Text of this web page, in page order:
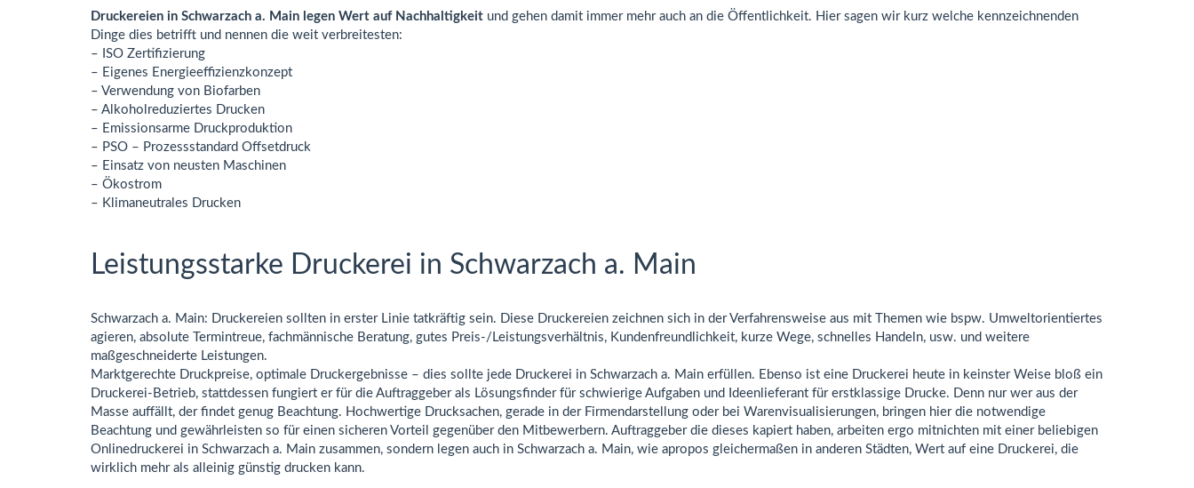
Druckereien in Schwarzach a. Main legen Wert auf Nachhaltigkeit und gehen damit immer mehr auch an die Öffentlichkeit. Hier sagen wir kurz welche kennzeichnenden
Dinge dies betrifft und nennen die weit verbreitesten:
– ISO Zertifizierung
– Eigenes Energieeffizienzkonzept
– Verwendung von Biofarben
– Alkoholreduziertes Drucken
– Emissionsarme Druckproduktion
– PSO – Prozessstandard Offsetdruck
– Einsatz von neusten Maschinen
– Ökostrom
– Klimaneutrales Drucken
Leistungsstarke Druckerei in Schwarzach a. Main
Schwarzach a. Main: Druckereien sollten in erster Linie tatkräftig sein. Diese Druckereien zeichnen sich in der Verfahrensweise aus mit Themen wie bspw. Umweltorientiertes
agieren, absolute Termintreue, fachmännische Beratung, gutes Preis-/Leistungsverhältnis, Kundenfreundlichkeit, kurze Wege, schnelles Handeln, usw. und weitere
maßgeschneiderte Leistungen.
Marktgerechte Druckpreise, optimale Druckergebnisse – dies sollte jede Druckerei in Schwarzach a. Main erfüllen. Ebenso ist eine Druckerei heute in keinster Weise bloß ein
Druckerei-Betrieb, stattdessen fungiert er für die Auftraggeber als Lösungsfinder für schwierige Aufgaben und Ideenlieferant für erstklassige Drucke. Denn nur wer aus der
Masse auffällt, der findet genug Beachtung. Hochwertige Drucksachen, gerade in der Firmendarstellung oder bei Warenvisualisierungen, bringen hier die notwendige
Beachtung und gewährleisten so für einen sicheren Vorteil gegenüber den Mitbewerbern. Auftraggeber die dieses kapiert haben, arbeiten ergo mitnichten mit einer beliebigen
Onlinedruckerei in Schwarzach a. Main zusammen, sondern legen auch in Schwarzach a. Main, wie apropos gleichermaßen in anderen Städten, Wert auf eine Druckerei, die
wirklich mehr als alleinig günstig drucken kann.